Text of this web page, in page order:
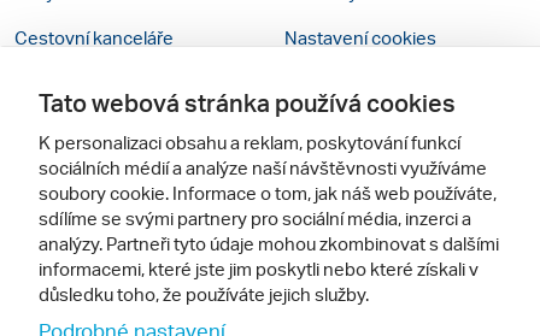
Cestovní kanceláře
Nastavení cookies
Sledujte nás
Tato webová stránka používá cookies
K personalizaci obsahu a reklam, poskytování funkcí
sociálních médií a analýze naší návštěvnosti využíváme
soubory cookie. Informace o tom, jak náš web používáte,
sdílíme se svými partnery pro sociální média, inzerci a
analýzy. Partneři tyto údaje mohou zkombinovat s dalšími
informacemi, které jste jim poskytli nebo které získali v
důsledku toho, že používáte jejich služby.
Podrobné nastavení